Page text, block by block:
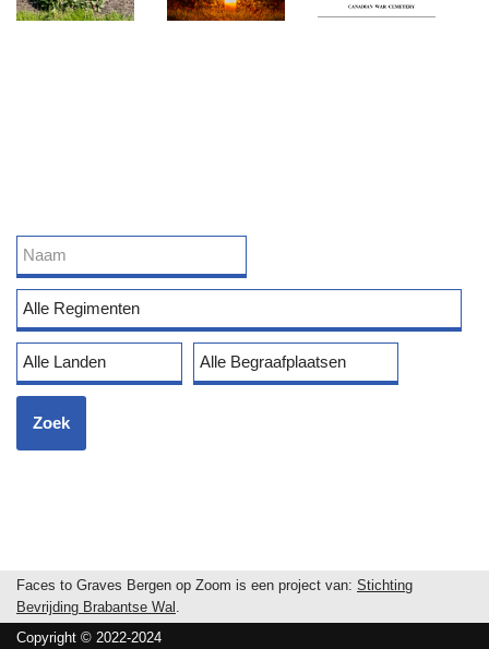
Faces to Graves Bergen op Zoom is een project van: Stichting
Bevrijding Brabantse Wal .
Copyright © 2022-2024